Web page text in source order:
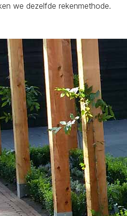
we dezelfde rekenmethode.